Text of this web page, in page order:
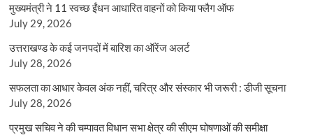
मुख्यमंत्री ने 11 स्वच्छ ईंधन आधारित वाहनों को किया फ्लैग ऑफ
July 29, 2026
उत्तराखण्ड के कई जनपदों में बारिश का ऑरेंज अलर्ट
July 28, 2026
सफलता का आधार केवल अंक नहीं, चरित्र और संस्कार भी जरूरी : डीजी सूचना
July 28, 2026
प्रमुख सचिव ने की चम्पावत विधान सभा क्षेत्र की सीएम घोषणाओं की समीक्षा